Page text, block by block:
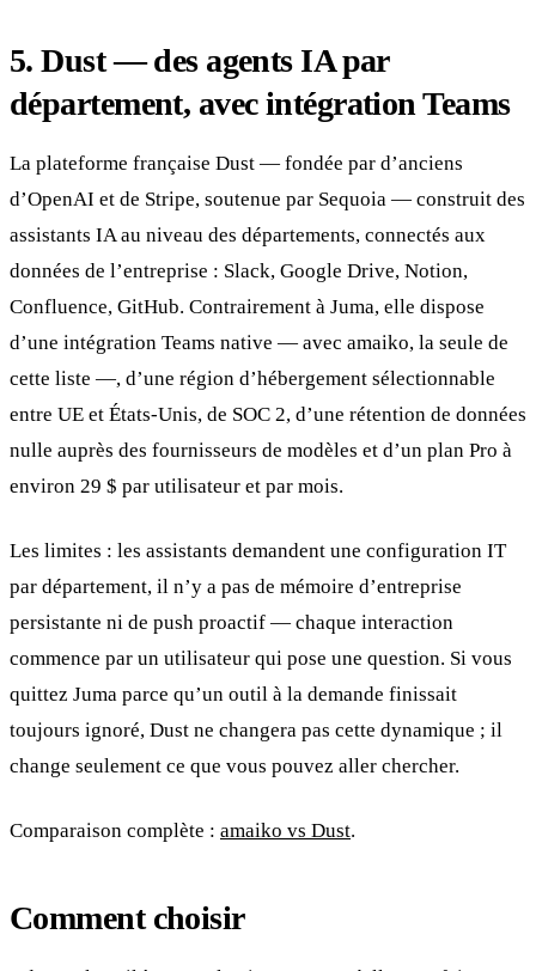
5. Dust — des agents IA par
département, avec intégration Teams
La plateforme française Dust — fondée par d’anciens
d’OpenAI et de Stripe, soutenue par Sequoia — construit des
assistants IA au niveau des départements, connectés aux
données de l’entreprise : Slack, Google Drive, Notion,
Confluence, GitHub. Contrairement à Juma, elle dispose
d’une intégration Teams native — avec amaiko, la seule de
cette liste —, d’une région d’hébergement sélectionnable
entre UE et États-Unis, de SOC 2, d’une rétention de données
nulle auprès des fournisseurs de modèles et d’un plan Pro à
environ 29 $ par utilisateur et par mois.
Les limites : les assistants demandent une configuration IT
par département, il n’y a pas de mémoire d’entreprise
persistante ni de push proactif — chaque interaction
commence par un utilisateur qui pose une question. Si vous
quittez Juma parce qu’un outil à la demande finissait
toujours ignoré, Dust ne changera pas cette dynamique ; il
change seulement ce que vous pouvez aller chercher.
Comparaison complète : amaiko vs Dust.
Comment choisir